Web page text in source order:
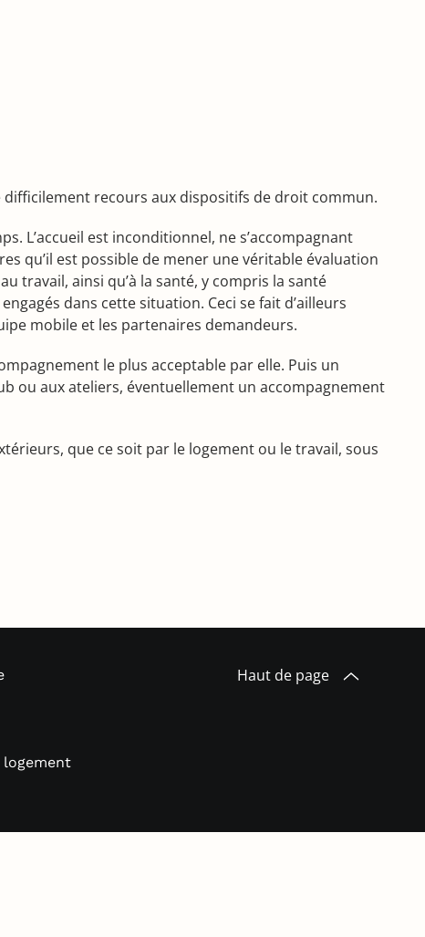
difficilement recours aux dispositifs de droit commun.
L’accueil est inconditionnel, ne s’accompagnant
qu’il est possible de mener une véritable évaluation
travail, ainsi qu’à la santé, y compris la santé
dans cette situation. Ceci se fait d’ailleurs
mobile et les partenaires demandeurs.
le plus acceptable par elle. Puis un
ou aux ateliers, éventuellement un accompagnement
que ce soit par le logement ou le travail, sous
Haut de page